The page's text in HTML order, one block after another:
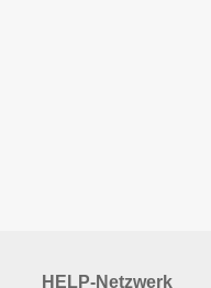
HELP-Netzwerk